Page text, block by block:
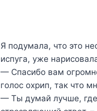
Я подумала, что это
испуга, уже
— Спасибо вам
голос охрип, так что
— Ты думай лучше, где